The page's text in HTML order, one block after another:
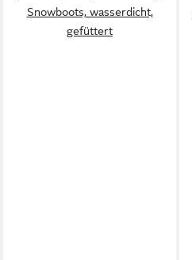
Snowboots, wasserdicht,
gefüttert